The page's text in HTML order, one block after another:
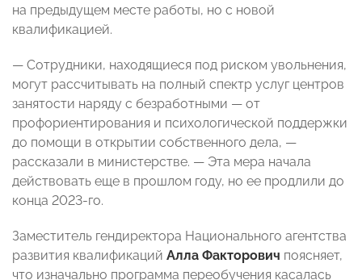
на предыдущем месте работы, но с новой
квалификацией.
— Сотрудники, находящиеся под риском увольнения,
могут рассчитывать на полный спектр услуг центров
занятости наряду с безработными — от
профориентирования и психологической поддержки
до помощи в открытии собственного дела, —
рассказали в министерстве. — Эта мера начала
действовать еще в прошлом году, но ее продлили до
конца 2023-го.
Заместитель гендиректора Национального агентства
развития квалификаций Алла Факторович поясняет,
что изначально программа переобучения касалась